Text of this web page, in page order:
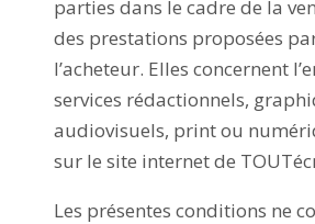
parties dans le cadre de la
des prestations proposées
l’acheteur. Elles concernent
services rédactionnels,
audiovisuels, print ou
sur le site internet de
Les présentes conditions ne